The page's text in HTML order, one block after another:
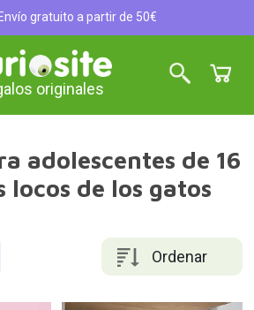
Envío gratuito a partir de 50€
originales
adolescentes de 16
locos de los gatos
Ordenar